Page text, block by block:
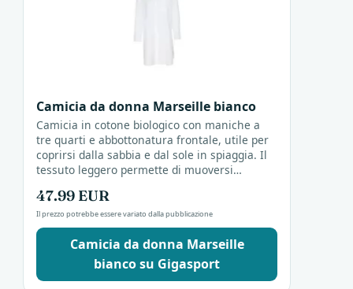
Camicia da donna Marseille bianco
Camicia in cotone biologico con maniche a
tre quarti e abbottonatura frontale, utile per
coprirsi dalla sabbia e dal sole in spiaggia. Il
tessuto leggero permette di muoversi
47.99 EUR
Il prezzo potrebbe essere variato dalla pubblicazione
Camicia da donna Marseille
bianco su Gigasport